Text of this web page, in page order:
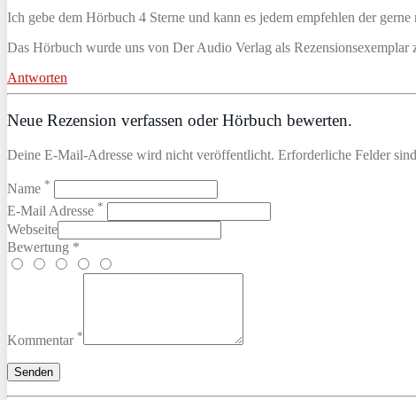
Ich gebe dem Hörbuch 4 Sterne und kann es jedem empfehlen der
Das Hörbuch wurde uns von Der Audio Verlag als
Antworten
Neue Rezension verfassen oder Hörbuch bewerten.
Deine E-Mail-Adresse wird nicht veröffentlicht. Erforderliche Felder
Name *
E-Mail Adresse *
Webseite
Bewertung *
Kommentar *